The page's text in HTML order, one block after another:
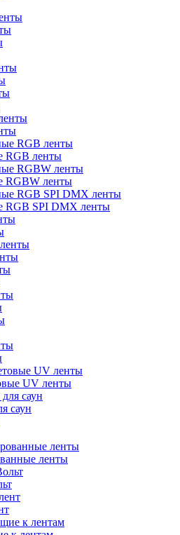
RGB ленты
RGBW ленты
RGB SPI DMX ленты
UV ленты
саун
ленты